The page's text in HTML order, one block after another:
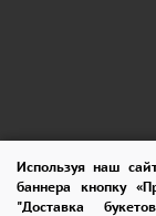
Используя наш
баннера кнопку
"ДоставкаПОМОЩЬ